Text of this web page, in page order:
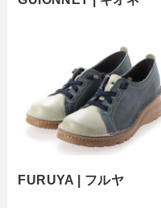
FURUYA | フルヤ